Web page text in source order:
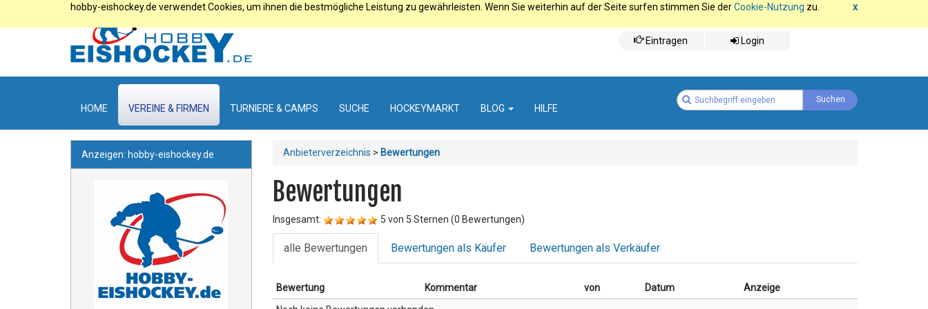
x
hobby-eishockey.de verwendet Cookies, um ihnen die bestmögliche Leistung zu gewährleisten. Wenn Sie weiterhin auf der Seite surfen stimmen Sie derCookie-Nutzung zu.
Eintragen Login
HOME VEREINE & FIRMEN TURNIERE & CAMPS SUCHE HOCKEYMARKT BLOG HILFE
Anbieterverzeichnis > Bewertungen
Bewertungen
Insgesamt: 5 von 5 Sternen (0 Bewertungen)
alle Bewertungen Bewertungen als Käufer Bewertungen als Verkäufer
Bewertung Kommentar von Datum
Anzeige
Anzeigen: hobby-eishockey.de